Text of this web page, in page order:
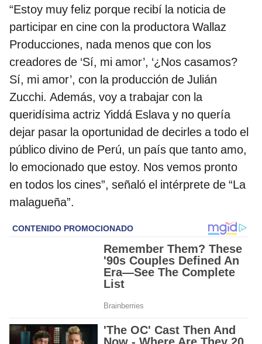
“Estoy muy feliz porque recibí la noticia de
participar en cine con la productora Wallaz
Producciones, nada menos que con los
creadores de ‘Sí, mi amor’, ‘¿Nos casamos?
Sí, mi amor’, con la producción de Julián
Zucchi. Además, voy a trabajar con la
queridísima actriz Yiddá Eslava y no quería
dejar pasar la oportunidad de decirles a todo el
público divino de Perú, un país que tanto amo,
lo emocionado que estoy. Nos vemos pronto
en todos los cines”, señaló el intérprete de “La
malagueña”.